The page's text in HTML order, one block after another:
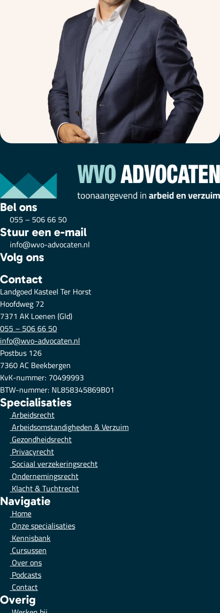
Bel ons
055 – 506 66 50
Stuur een e-mail
info@wvo-advocaten.nl
Volg ons
Contact
Landgoed Kasteel Ter Horst
Hoofdweg 72
7371 AK Loenen (Gld)
055 – 506 66 50
info@wvo-advocaten.nl
Postbus 126
7360 AC Beekbergen
KvK-nummer: 70499993
BTW-nummer: NL858345869B01
Specialisaties
Arbeidsrecht
Arbeidsomstandigheden & Verzuim
Gezondheidsrecht
Privacyrecht
Sociaal verzekeringsrecht
Ondernemingsrecht
Klacht & Tuchtrecht
Navigatie
Home
Onze specialisaties
Kennisbank
Cursussen
Over ons
Podcasts
Contact
Overig